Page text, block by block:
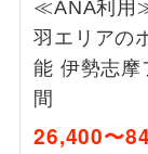
≪ANA利用
羽エリアの
能 伊勢志摩
間
26,400〜